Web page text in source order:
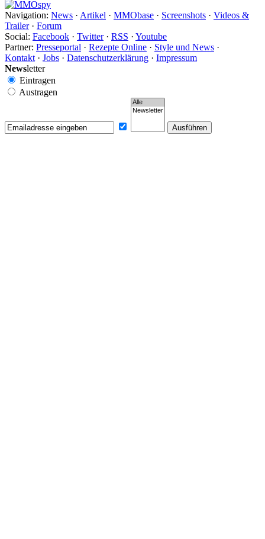
Navigation: News · Artikel · MMObase · Screenshots · Videos &
Trailer· Forum
Social: Facebook · Twitter· RSS · Youtube
Partner: Presseportal · Rezepte Online · Style und News ·
Kontakt · Jobs · Datenschutzerklärung · Impressum
Newsletter
Eintragen
Austragen